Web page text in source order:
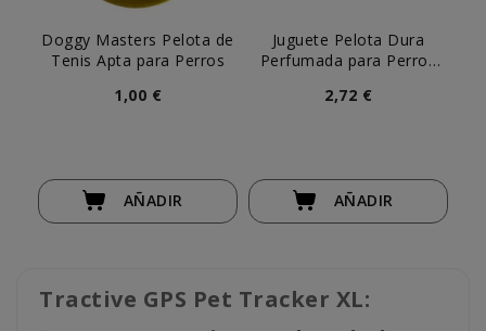
Doggy Masters Pelota de
Tenis Apta para Perros
1,00 €
AÑADIR
Juguete Pelota Dura
Perfumada para Perros
2,72 €
AÑADIR
Tractive GPS Pet Tracker XL: